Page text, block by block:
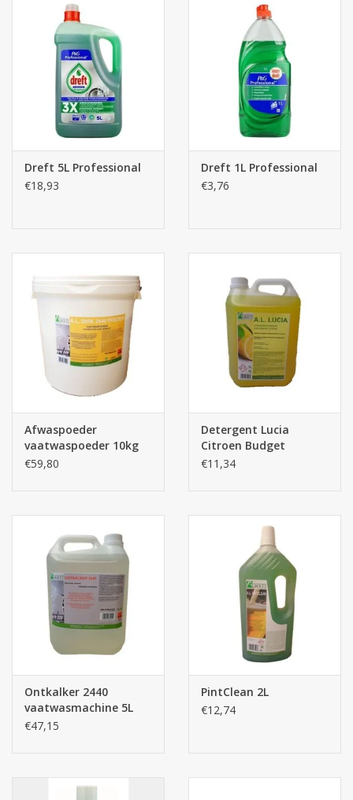
Dreft 5L Professional
€18,93
Dreft 1L Professional
€3,76
Afwaspoeder
vaatwaspoeder 10kg
€59,80
Detergent Lucia
Citroen Budget
€11,34
Ontkalker 2440
vaatwasmachine 5L
€47,15
PintClean 2L
€12,74